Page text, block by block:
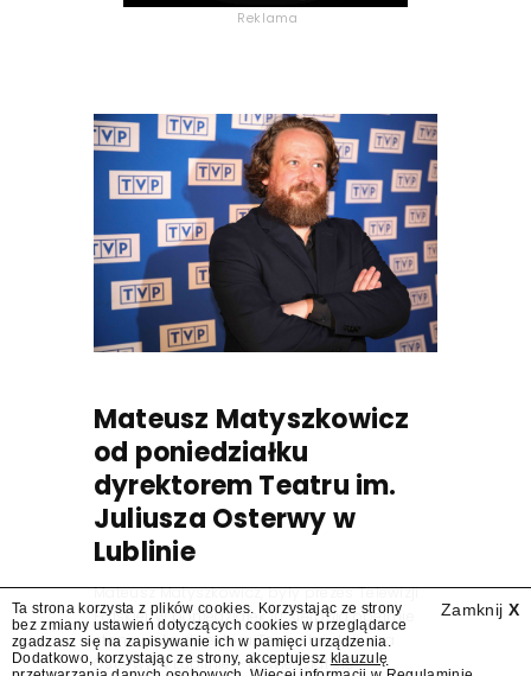
Reklama
Mateusz Matyszkowicz
od poniedziałku
dyrektorem Teatru im.
Juliusza Osterwy w
Lublinie
Mateusz Matyszkowicz, były prezes Telewizji
Polskiej, w poniedziałek 10 sierpnia obejmie
stanowisko dyrektora Teatru im. Juliusza
Osterwy w Lublinie – dowiedział się
Zamknij X
Ta strona korzysta z plików cookies. Korzystając ze strony
bez zmiany ustawień dotyczących cookies w przeglądarce
zgadzasz się na zapisywanie ich w pamięci urządzenia.
Dodatkowo, korzystając ze strony, akceptujesz klauzulę